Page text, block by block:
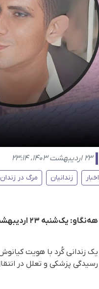
۲۳ اردیبهشت ۱۴۰۳، ۲۳:۱۴
اخبار زندانیان مرگ در زندان
هه‌نگاو: یک‌شنبه ۲۳ اردیبهشت ۱۴۰۳
یک زندانی کُرد با هویت
رسیدگی پزشکی و تعلل در